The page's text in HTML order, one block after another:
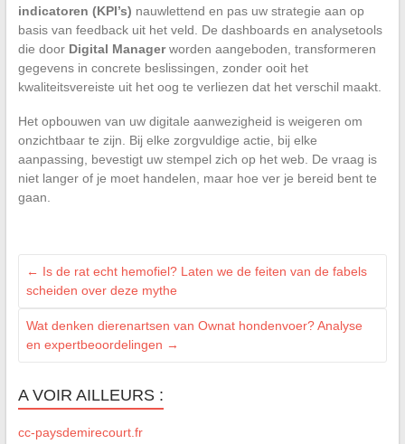
indicatoren (KPI’s) nauwlettend en pas uw strategie aan op
basis van feedback uit het veld. De dashboards en analysetools
die door Digital Managerworden aangeboden, transformeren
gegevens in concrete beslissingen, zonder ooit het
kwaliteitsvereiste uit het oog te verliezen dat het verschil maakt.
Het opbouwen van uw digitale aanwezigheid is weigeren om
onzichtbaar te zijn. Bij elke zorgvuldige actie, bij elke
aanpassing, bevestigt uw stempel zich op het web. De vraag is
niet langer of je moet handelen, maar hoe ver je bereid bent te
gaan.
← Is de rat echt hemofiel? Laten we de feiten van de fabels
scheiden over deze mythe
Wat denken dierenartsen van Ownat hondenvoer? Analyse
en expertbeoordelingen →
A VOIR AILLEURS :
cc-paysdemirecourt.fr